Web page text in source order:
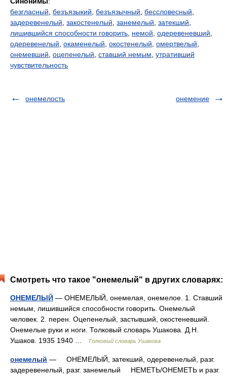
безгласный безъязыкий безъязычный бессловесный
задеревенелый закостенелый занемелый затекший
лишившийся способности говорить немой одеревеневший
одеревенелый окаменелый окостенелый омертвелый
онемевший оцепенелый ставший немым утративший
чувствительность
онемелость онемение
Смотреть что такое "онемелый" в других словарях:
ОНЕМЕЛЫЙ — ОНЕМЕЛЫЙ, онемелая, онемелое. 1. Ставший
немым, лишившийся способности говорить. Онемелый
человек. 2. перен. Оцепенелый, застывший, окостеневший.
Онемелые руки и ноги. Толковый словарь Ушакова. Д.Н.
Ушаков. 1935 1940 …
Толковый словарь Ушакова
онемелый — ОНЕМЕЛЫЙ, затекший, одеревенелый, разг.
задеревенелый, разг. занемелый НЕМЕТЬ/ОНЕМЕТЬ и разг.